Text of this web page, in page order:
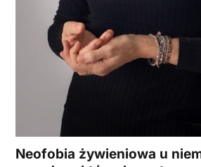
Neofobia żywieniowa u